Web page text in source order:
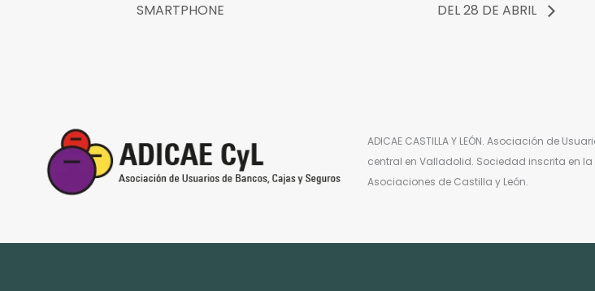
SMARTPHONE
DEL 28 DE ABRIL
ADICAE CASTILLA Y LEÓN. Asociación de
central en Valladolid. Sociedad inscrita en la
Asociaciones de Castilla y León.